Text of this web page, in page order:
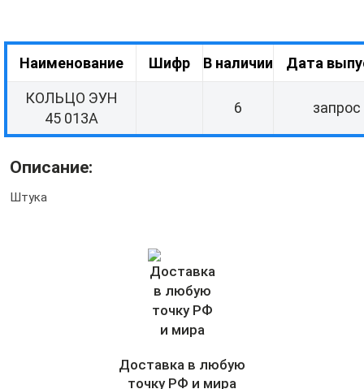
Наименование Шифр В наличии Дата
КОЛЬЦО ЭУН
45 013А
6 запрос
Описание:
Штука
Доставка в любую
точку РФ и мира